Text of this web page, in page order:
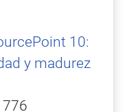
10:
y madurez
776